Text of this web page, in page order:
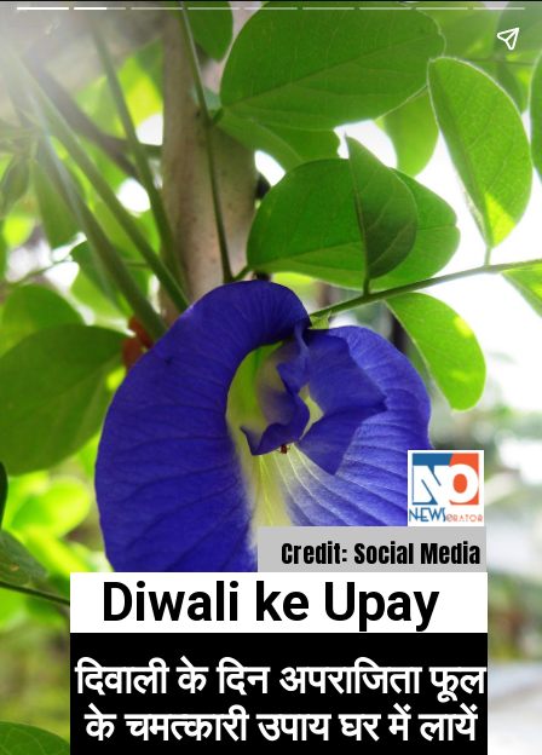
Credit: Social Media
Diwali ke Upay
दिवाली के दिन अपराजिता फूल
के चमत्कारी उपाय घर में लायें